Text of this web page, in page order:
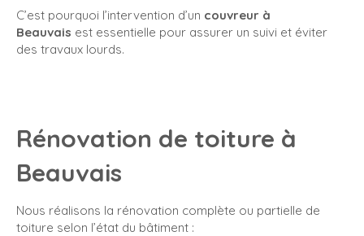
C’est pourquoi l’intervention d’un couvreur à
Beauvais est essentielle pour assurer un suivi et éviter
des travaux lourds.
Rénovation de toiture à
Beauvais
Nous réalisons la rénovation complète ou partielle de
toiture selon l’état du bâtiment :